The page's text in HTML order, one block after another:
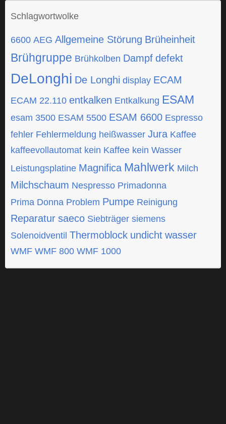
Schlagwortwolke
6600 AEG Allgemeine Störung Brüheinheit
Brühgruppe Brühkolben Dampf defekt
DeLonghi De Longhi display ECAM
ECAM 22.110 entkalken Entkalkung ESAM
esam 3500 ESAM 5500 ESAM 6600 Espresso
fehler Fehlermeldung heißwasser Jura Kaffee
kaffeevollautomat kein Kaffee kein Wasser
Leistungsplatine Magnifica Mahlwerk Milch
Milchschaum Nespresso Primadonna
Prima Donna Problem Pumpe Reinigung
Reparatur saeco Siebträger siemens
Solenoidventil Thermoblock undicht wasser
WMF WMF 800 WMF 1000